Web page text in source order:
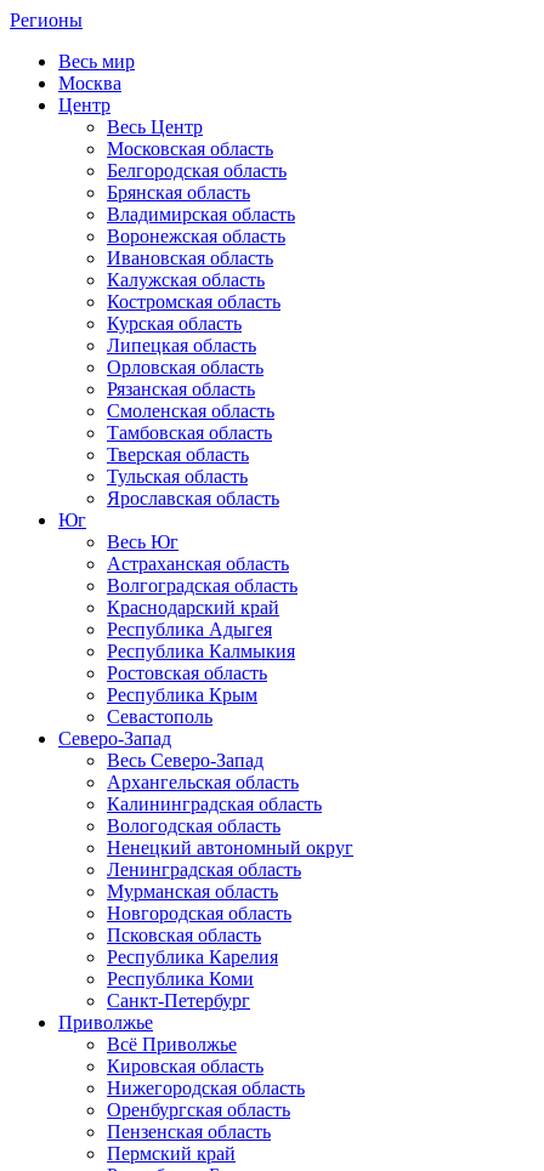
Регионы
Весь мир
Москва
Центр
Весь Центр
Московская область
Белгородская область
Брянская область
Владимирская область
Воронежская область
Ивановская область
Калужская область
Костромская область
Курская область
Липецкая область
Орловская область
Рязанская область
Смоленская область
Тамбовская область
Тверская область
Тульская область
Ярославская область
Юг
Весь Юг
Астраханская область
Волгоградская область
Краснодарский край
Республика Адыгея
Республика Калмыкия
Ростовская область
Республика Крым
Севастополь
Северо-Запад
Весь Северо-Запад
Архангельская область
Калининградская область
Вологодская область
Ненецкий автономный округ
Ленинградская область
Мурманская область
Новгородская область
Псковская область
Республика Карелия
Республика Коми
Санкт-Петербург
Приволжье
Всё Приволжье
Кировская область
Нижегородская область
Оренбургская область
Пензенская область
Пермский край